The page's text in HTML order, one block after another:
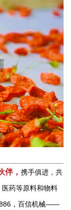
伴， 携手俱进，共
药等原料和物料
，百信机械——